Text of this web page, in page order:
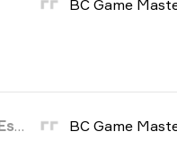
Inner Circle Esports